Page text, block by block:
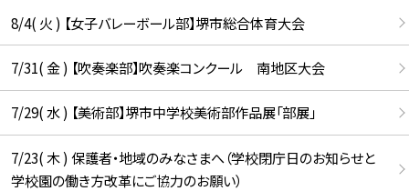
8/4( 火 ) 【女子バレーボール部】堺市総合体育大会
7/31( 金 ) 【吹奏楽部】吹奏楽コンクール 南地区大会
7/29( 水 ) 【美術部】堺市中学校美術部作品展「部展」
7/23( 木 ) 保護者・地域のみなさまへ（学校閉庁日のお知らせと
学校園の働き方改革にご協力のお願い）